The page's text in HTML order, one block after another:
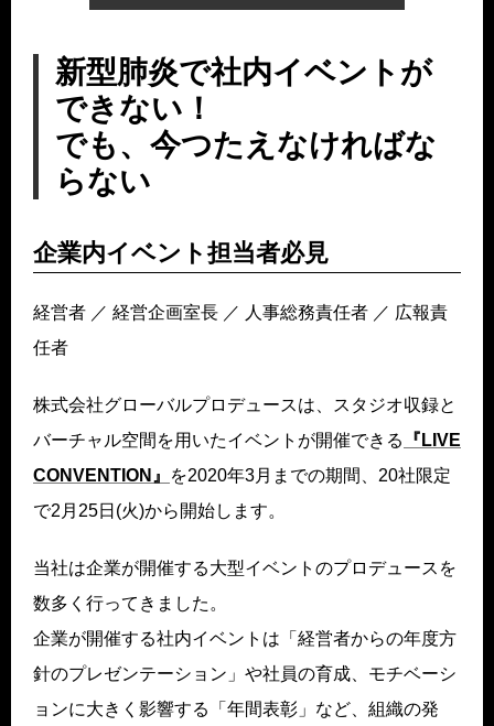
新型肺炎で社内イベントが
できない！
でも、今つたえなければな
らない
企業内イベント担当者必⾒
経営者 ／ 経営企画室⻑ ／ ⼈事総務責任者 ／ 広報責
任者
株式会社グローバルプロデュースは、スタジオ収録と
バーチャル空間を⽤いたイベントが開催できる
『LIVE
CONVENTION』
を2020年3⽉までの期間、20社限定
で2⽉25⽇(⽕)から開始します。
当社は企業が開催する⼤型イベントのプロデュースを
数多く⾏ってきました。
企業が開催する社内イベントは「経営者からの年度⽅
針のプレゼンテーション」や社員の育成、モチベーシ
ョンに⼤きく影響する「年間表彰」など、組織の発